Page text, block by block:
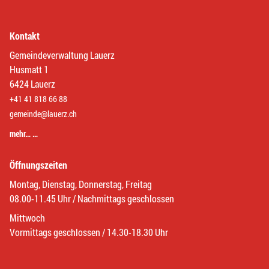
Kontakt
Gemeindeverwaltung Lauerz
Husmatt 1
6424 Lauerz
+41 41 818 66 88
gemeinde@lauerz.ch
mehr… …
Öffnungszeiten
Montag, Dienstag, Donnerstag, Freitag
08.00-11.45 Uhr / Nachmittags geschlossen
Mittwoch
Vormittags geschlossen / 14.30-18.30 Uhr